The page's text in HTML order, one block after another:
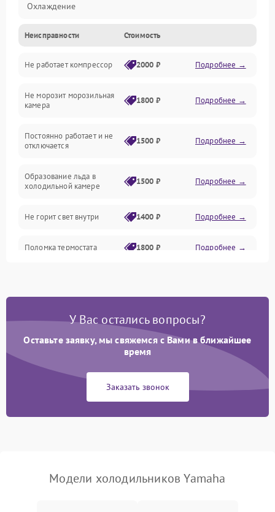
Охлаждение
Механика
Электропитание
Дренаж
Неисправности Стоимость
Не работает компрессор 2000 ₽ Подробнее →
Не морозит морозильная
камера
1800 ₽ Подробнее →
Постоянно работает и не
отключается
1500 ₽ Подробнее →
Образование льда в
холодильной камере
1500 ₽ Подробнее →
Не горит свет внутри 1400 ₽ Подробнее →
Поломка термостата 1800 ₽ Подробнее →
Образование конденсата
1800 ₽ Подробнее →
Сбой в работе инвертора
работе
2000 ₽ Подробнее →
У Вас остались вопросы?
Оставьте заявку, мы свяжемся с Вами в ближайшее
время
Заказать звонок
Модели холодильников Yamaha